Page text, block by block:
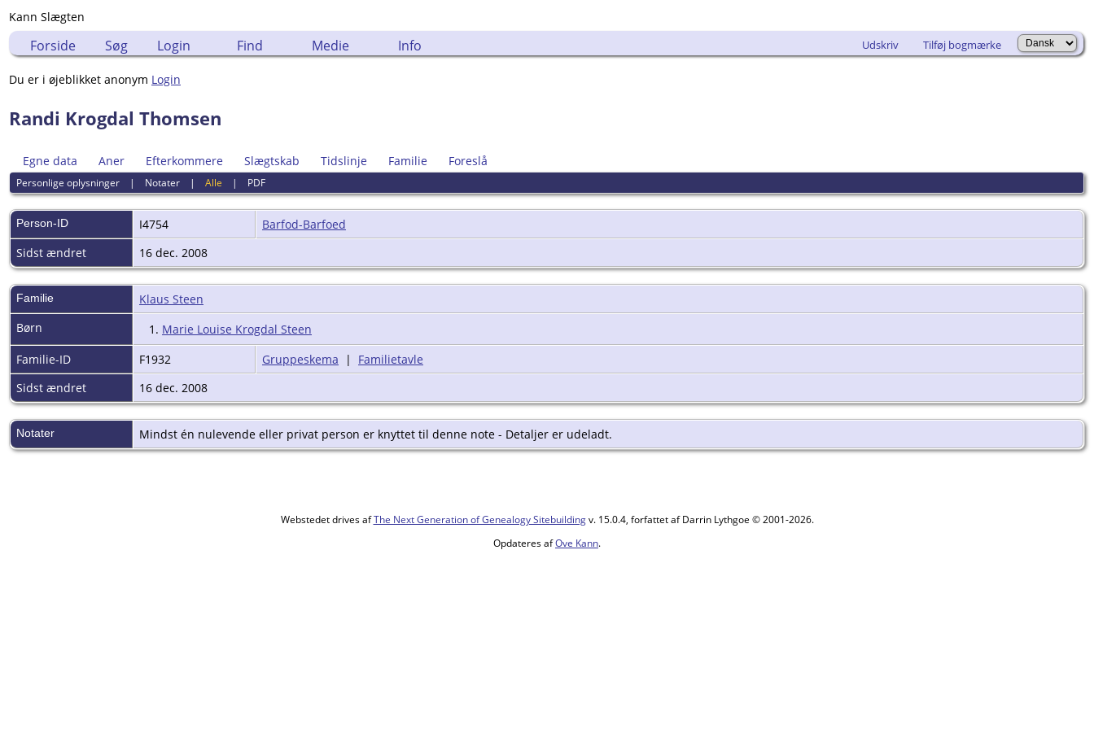
Kann Slægten
Forside Søg Login Find Medie Info Udskriv Tilføj bogmærke
Du er i øjeblikket anonym Login
Randi Krogdal Thomsen
Egne data Aner Efterkommere Slægtskab Tidslinje Familie Foreslå
Personlige oplysninger | Notater |Alle | PDF
Person-ID I4754
Barfod-Barfoed
Sidst ændret
16 dec. 2008
Familie
Klaus Steen
Børn
1. Marie Louise Krogdal Steen
Familie-ID
F1932 Gruppeskema | Familietavle
Sidst ændret
16 dec. 2008
Notater Mindst én nulevende eller privat person er knyttet til denne note - Detaljer er udeladt.
Webstedet drives afThe Next Generation of Genealogy Sitebuildingv. 15.0.4, forfattet af Darrin Lythgoe © 2001-2026.
Opdateres afOve Kann.